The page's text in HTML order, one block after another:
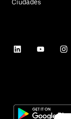
Ciudades